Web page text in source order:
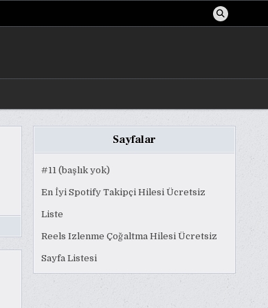
Sayfalar
#11 (başlık yok)
En İyi Spotify Takipçi Hilesi Ücretsiz
Liste
Reels Izlenme Çoğaltma Hilesi Ücretsiz
Sayfa Listesi